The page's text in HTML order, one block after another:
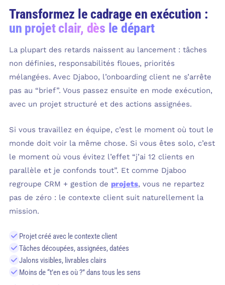
Transformez le cadrage en exécution :
un projet clair, dès le départ
La plupart des retards naissent au lancement : tâches
non définies, responsabilités floues, priorités
mélangées. Avec Djaboo, l’onboarding client ne s’arrête
pas au “brief”. Vous passez ensuite en mode exécution,
avec un projet structuré et des actions assignées.
Si vous travaillez en équipe, c’est le moment où tout le
monde doit voir la même chose. Si vous êtes solo, c’est
le moment où vous évitez l’effet “j’ai 12 clients en
parallèle et je confonds tout”. Et comme Djaboo
regroupe CRM + gestion de projets, vous ne repartez
pas de zéro : le contexte client suit naturellement la
mission.
Projet créé avec le contexte client
Tâches découpées, assignées, datées
Jalons visibles, livrables clairs
Moins de “t’en es où ?” dans tous les sens